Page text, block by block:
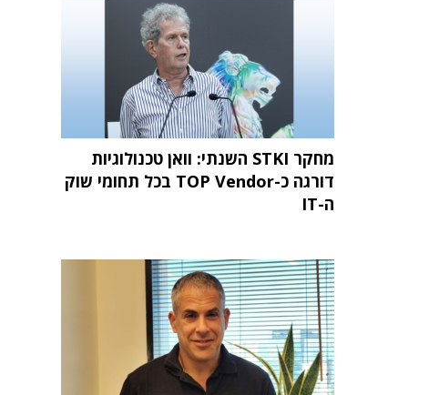
מחקר STKI השנתי: וואן טכנולוגיות
דורגה כ-TOP Vendor בכל תחומי שוק
ה-IT